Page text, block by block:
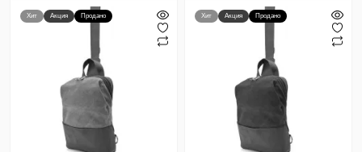
Хит Акция Продано Хит Акция Продано